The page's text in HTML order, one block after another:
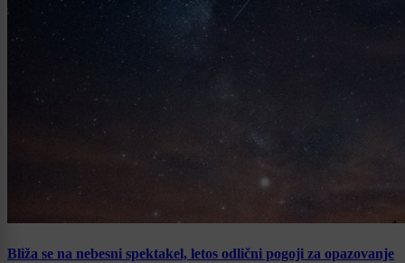
Bliža se na nebesni spektakel, letos odlični pogoji za opazovanje